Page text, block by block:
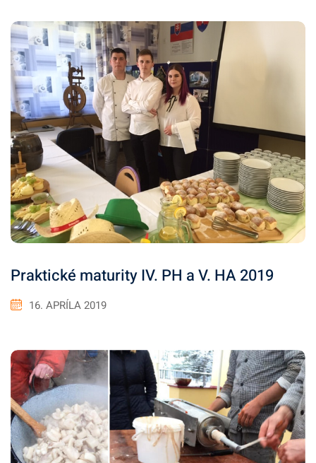
Praktické maturity IV. PH a V. HA 2019
16. APRÍLA 2019